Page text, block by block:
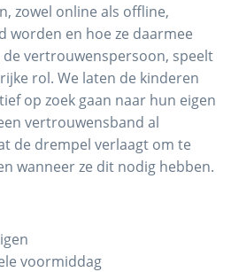
zowel online als offline,
worden en hoe ze daarmee
de vertrouwenspersoon, speelt
rol. We laten de kinderen
op zoek gaan naar hun eigen
vertrouwensband al
de drempel verlaagt om te
wanneer ze dit nodig hebben.
voormiddag